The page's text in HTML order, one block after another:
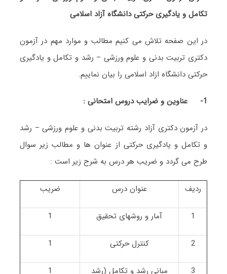
تکامل و یادگیری حرکتی دانشگاه آزاد اسلامی
در این صفحه تلاش می کنیم مطالب و موارد مهم در آزمون
دکتری تربیت بدنی و علوم ورزشی – رشد و تکامل و یادگیری
حرکتی دانشگاه ازاد اسلامی را بیان نماییم.
1- عناوین و ضرایب دروس امتحانی :
در آزمون دکتری آزاد رشته تربیت بدنی و علوم ورزشی – رشد
و تکامل و یادگیری حرکتی از عنوان ها و مطالب زیر سوال
طرح می گردد و ضریب هر درس به شرح زیر است :
ردیف عنوان درس ضریب
1 آمار و روشهای تحقیق 1
2 کنترل حرکتی 1
3
مبانی رشد و تکامل (رشد
1